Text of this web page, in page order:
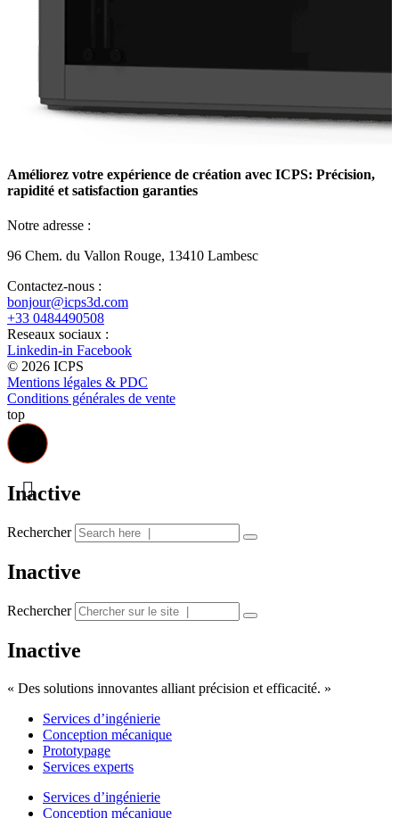
Améliorez votre expérience de création avec ICPS: Précision,
rapidité et satisfaction garanties
Notre adresse :
96 Chem. du Vallon Rouge, 13410 Lambesc
Contactez-nous :
bonjour@icps3d.com
+33 0484490508
Reseaux sociaux :
Linkedin-in Facebook
© 2026 ICPS
Mentions légales & PDC
Conditions générales de vente
top
Inactive
Rechercher
Inactive
Rechercher
Inactive
« Des solutions innovantes alliant précision et efficacité. »
Services d’ingénierie
Conception mécanique
Prototypage
Services experts
Services d’ingénierie
Conception mécanique